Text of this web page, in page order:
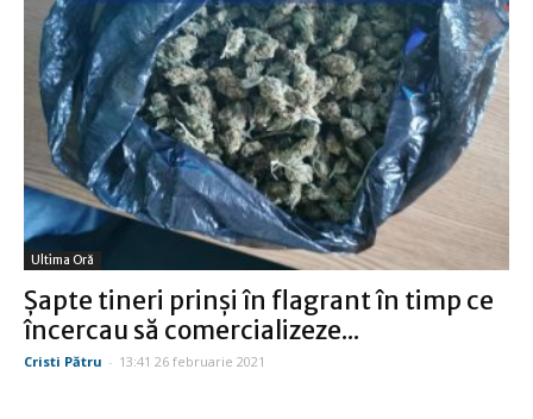
Ultima Oră
Şapte tineri prinşi în flagrant în timp ce
încercau să comercializeze...
Cristi Pătru - 13:41 26 februarie 2021